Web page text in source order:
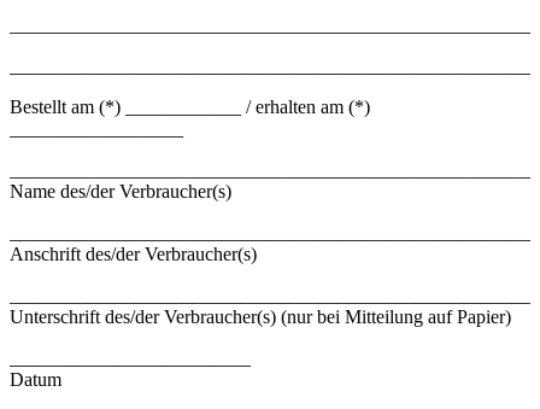
Bestellt am (*) ____________ / erhalten am (*)
Name des/der Verbraucher(s)
Anschrift des/der Verbraucher(s)
Unterschrift des/der Verbraucher(s) (nur bei Mitteilung auf Papier)
Datum